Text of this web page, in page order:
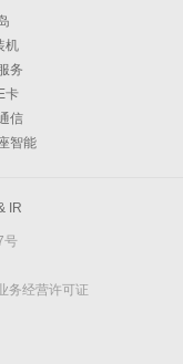
机
务
卡
信
智能
IR
号
务经营许可证